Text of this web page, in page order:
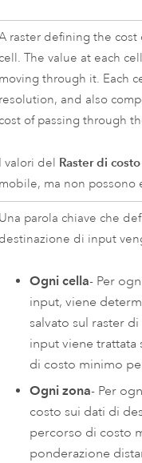
raster defining the
cell. The value at each
moving through it. Each
resolution, and also
cost of passing through
I valori del Raster di costo
mobile, ma non possono
Una parola chiave che
destinazione di input
Ogni cella- Per
input, viene
salvato sul raster
input viene trattata
di costo minimo
Ogni zona- Per
costo sui dati di
percorso di costo
ponderazione